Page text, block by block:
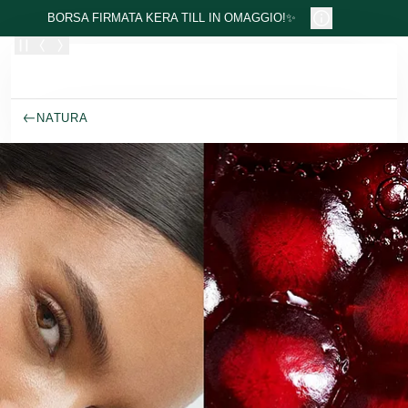
Passa al contenuto principale
BORSA FIRMATA KERA TILL IN OMAGGIO!✨
NATURA